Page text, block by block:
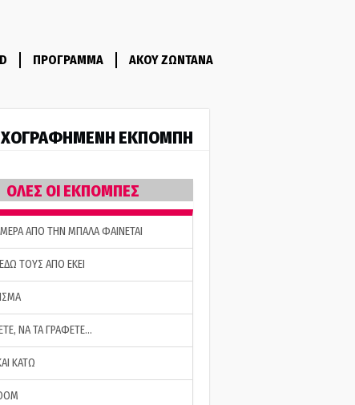
ΠΡΟΓΡΑΜΜΑ ΑΚΟΥ ΖΩΝΤΑΝΑ
ΕΚΠΟΜΠΗ
ΟΛΕΣ ΟΙ ΕΚΠΟΜΠΕΣ
ΑΠΟ ΤΗΝ ΜΠΑΛΑ ΦΑΙΝΕΤΑΙ
ΤΟΥΣ ΑΠΟ ΕΚΕΙ
ΝΑ ΤΑ ΓΡΑΦΕΤΕ…
ΚΑΤΩ